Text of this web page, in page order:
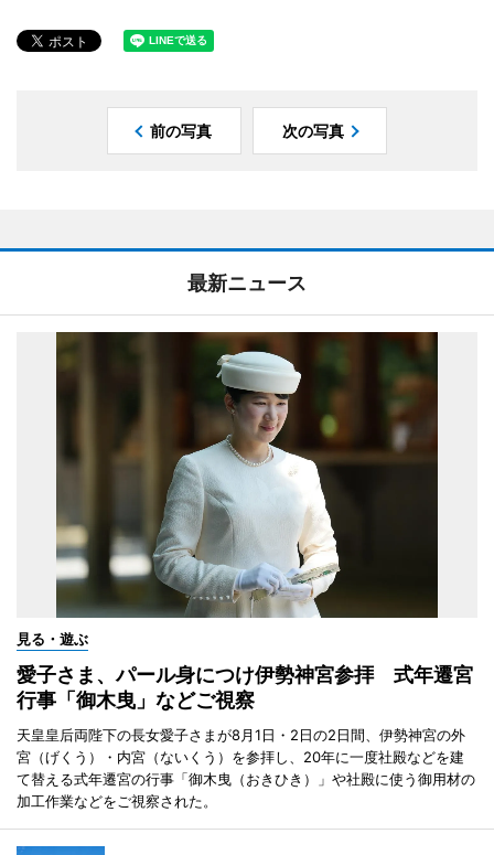
前の写真 次の写真
最新ニュース
見る・遊ぶ
愛子さま、パール身につけ伊勢神宮参拝 式年遷宮
行事「御木曳」などご視察
天皇皇后両陛下の長女愛子さまが8月1日・2日の2日間、伊勢神宮の外
宮（げくう）・内宮（ないくう）を参拝し、20年に一度社殿などを建
て替える式年遷宮の行事「御木曳（おきひき）」や社殿に使う御用材の
加工作業などをご視察された。